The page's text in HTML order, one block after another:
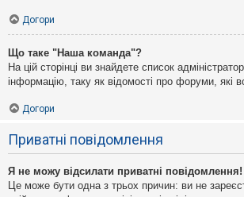
Догори
Що таке "Наша команда"?
На цій сторінці ви знайдете список
інформацію, таку як відомості про форуми, які
Догори
Приватні повідомлення
Я не можу відсилати приватні повідомлення!
Це може бути одна з трьох причин: ви не